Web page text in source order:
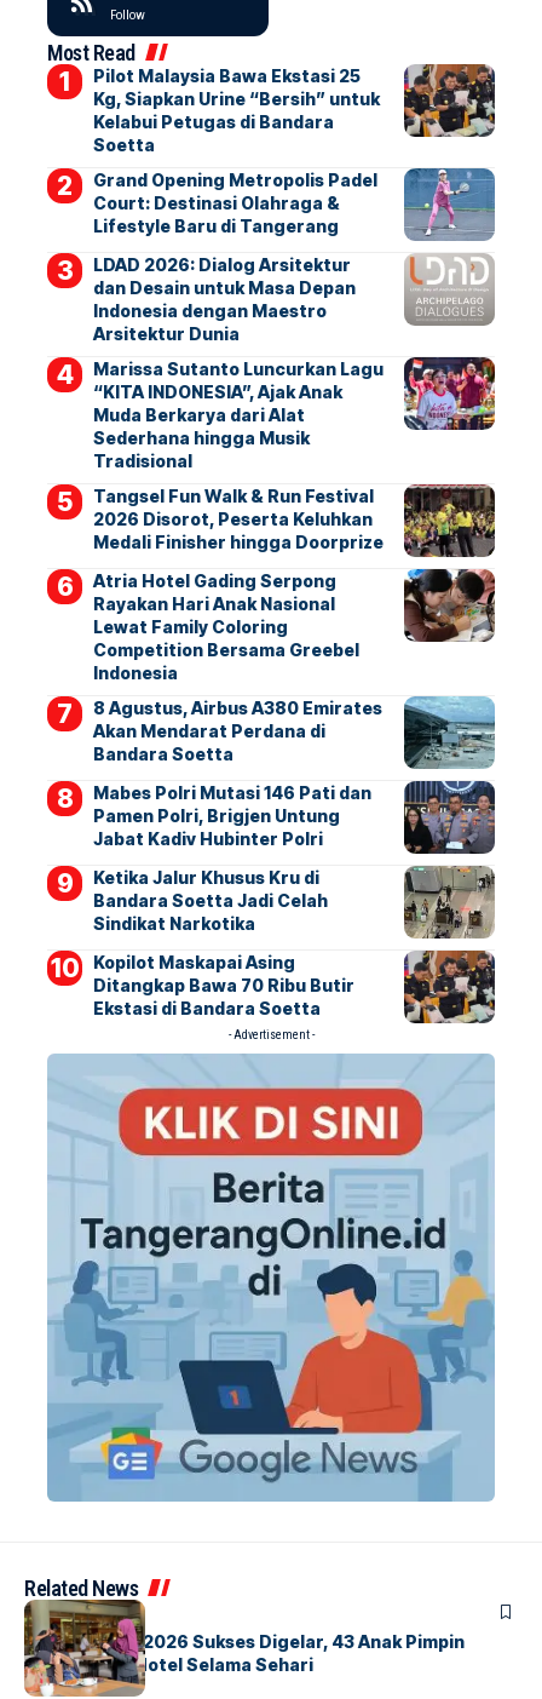
Follow
Most Read
Pilot Malaysia Bawa Ekstasi 25
Kg, Siapkan Urine “Bersih” untuk
Kelabui Petugas di Bandara
Soetta
Grand Opening Metropolis Padel
Court: Destinasi Olahraga &
Lifestyle Baru di Tangerang
LDAD 2026: Dialog Arsitektur
dan Desain untuk Masa Depan
Indonesia dengan Maestro
Arsitektur Dunia
Marissa Sutanto Luncurkan Lagu
“KITA INDONESIA”, Ajak Anak
Muda Berkarya dari Alat
Sederhana hingga Musik
Tradisional
Tangsel Fun Walk & Run Festival
2026 Disorot, Peserta Keluhkan
Medali Finisher hingga Doorprize
Atria Hotel Gading Serpong
Rayakan Hari Anak Nasional
Lewat Family Coloring
Competition Bersama Greebel
Indonesia
8 Agustus, Airbus A380 Emirates
Akan Mendarat Perdana di
Bandara Soetta
Mabes Polri Mutasi 146 Pati dan
Pamen Polri, Brigjen Untung
Jabat Kadiv Hubinter Polri
Ketika Jalur Khusus Kru di
Bandara Soetta Jadi Celah
Sindikat Narkotika
Kopilot Maskapai Asing
Ditangkap Bawa 70 Ribu Butir
Ekstasi di Bandara Soetta
- Advertisement -
Related News
BERITAINDEX
GM For A Day 2026 Sukses Digelar, 43 Anak Pimpin
Operasional Hotel Selama Sehari